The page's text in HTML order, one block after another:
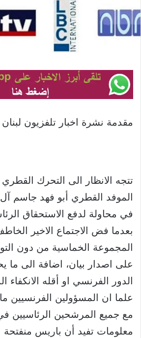
مقدمة نشرة اخبار تلفزيون لبنان
تتجه الانظار الى التحرك
الموفد القطري أبو فهد جاسم
في محاولة لدفع الاستحقاق
بعدما فض الاجتماع الاخير
المجموعة الخماسية من دون
على اصدار بيان، اضافة الى ما
الدور الفرنسي او أقله الانكفاء
علما ان المسؤولين الفرنسيين
مع جميع المرشحين الرئاسيين
معلومات تفيد أن باريس